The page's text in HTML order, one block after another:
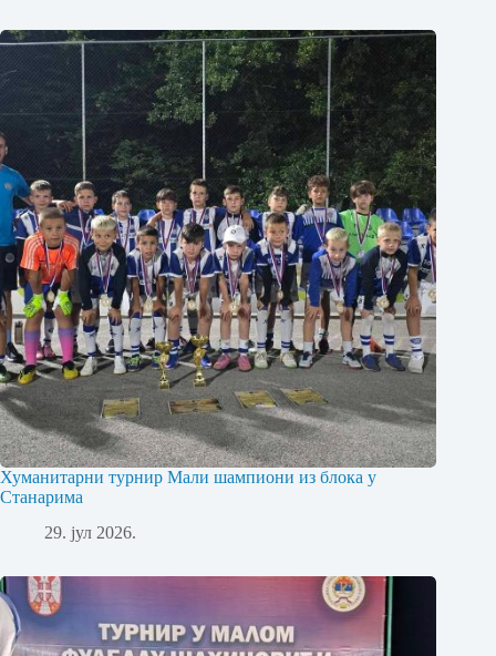
Хуманитарни турнир Мали шампиони из блока у
Станарима
29. јул 2026.